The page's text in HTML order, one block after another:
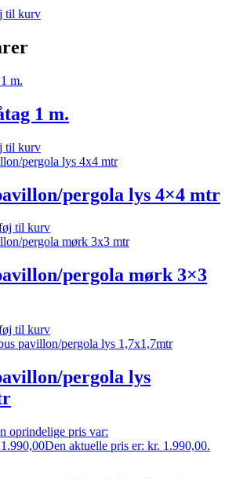
til kurv
1 m.
til kurv
pergola lys 4×4 mtr
til kurv
pergola mørk 3×3
til kurv
pergola lys
oprindelige pris var:
1.990,00Den aktuelle pris er: kr. 1.990,00.